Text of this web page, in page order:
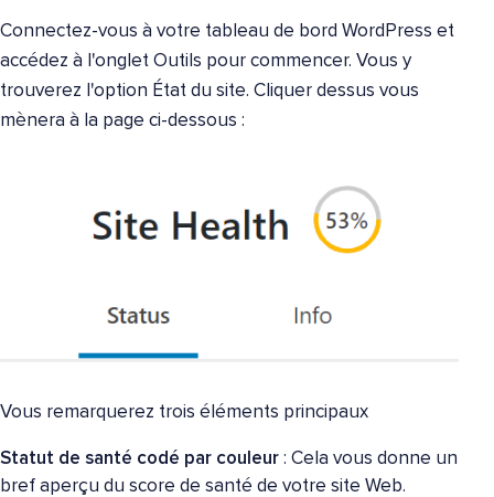
Connectez-vous à votre tableau de bord WordPress et
accédez à l'onglet Outils pour commencer. Vous y
trouverez l'option État du site. Cliquer dessus vous
mènera à la page ci-dessous :
Vous remarquerez trois éléments principaux
Statut de santé codé par couleur : Cela vous donne un
bref aperçu du score de santé de votre site Web.